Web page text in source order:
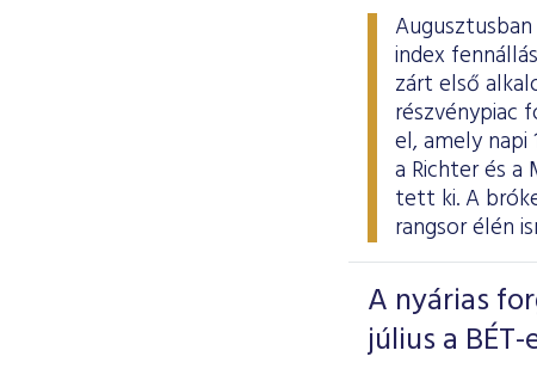
index
zárt első
részvénypiac
el, amely
a Richter és a
tett ki. A
rangsor élén
A nyárias
július a BÉT-